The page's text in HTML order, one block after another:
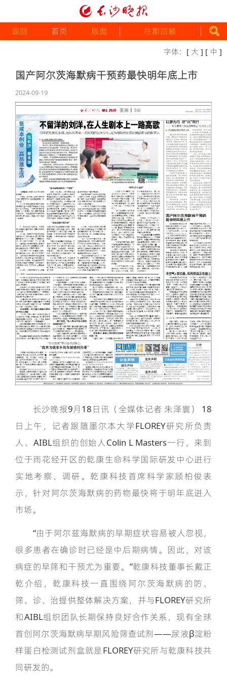
返回 首页 版面 往期回顾
字体： [ 大 ] [ 中 ]
国产阿尔茨海默病干预药最快明年底上市
2024-09-19
长沙晚报9月18日讯（全媒体记者 朱泽寰） 18
日上午，记者跟随墨尔本大学FLOREY研究所负责
人、AIBL组织的创始人Colin L Masters一行，来到
位于雨花经开区的乾康生命科学国际研发中心进行
实地考察、调研。乾康科技首席科学家顾柏俊表
示，针对阿尔茨海默病的药物最快将于明年底进入
市场。
“由于阿尔兹海默病的早期症状容易被人忽视，
很多患者在确诊时已经是中后期病情。因此，对该
病症的早筛和干预尤为重要。”乾康科技董事长戴正
乾介绍，乾康科技一直围绕阿尔茨海默病的防、
筛、诊、治提供整体解决方案，并与FLOREY研究所
和AIBL组织团队长期保持良好合作关系，现有全球
首创阿尔茨海默病早期风险筛查试剂——尿液β淀粉
样蛋白检测试剂盒就是FLOREY研究所与乾康科技共
同研发的。